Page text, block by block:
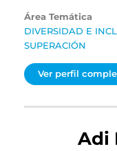
Área Temática
DIVERSIDAD E
SUPERACIÓN
Ver perfil
Adi